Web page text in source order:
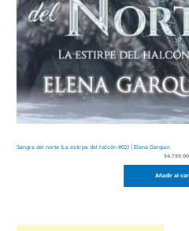
Sangre del norte (La estirpe del halcón #02) | Elena Garquin
$4.799,00
Añadir al